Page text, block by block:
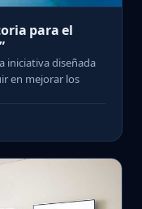
para el
iniciativa diseñada
en mejorar los